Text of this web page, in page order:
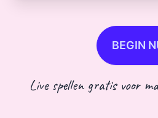
BEGIN
Live spellen gratis voor